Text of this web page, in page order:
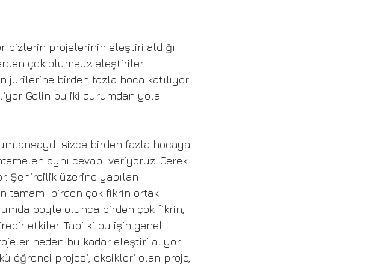
bizlerin projelerinin eleştiri aldığı
çok olumsuz eleştiriler
jürilerine birden fazla hoca katılıyor
Gelin bu iki durumdan yola
sizce birden fazla hocaya
aynı cevabı veriyoruz. Gerek
Şehircilik üzerine yapılan
tamamı birden çok fikrin ortak
böyle olunca birden çok fikrin,
etkiler. Tabi ki bu işin genel
neden bu kadar eleştiri alıyor
öğrenci projesi, eksikleri olan proje,